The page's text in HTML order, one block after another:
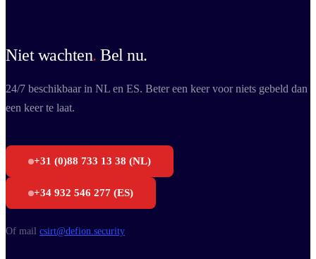
Niet wachten. Bel nu.
24/7 beschikbaar in NL en ES. Beter een keer voor niets gebeld dan
een keer te laat.
+31 (0)88 733 13 38 (NL)
+34 932 546 277 (ES)
Of mail csirt@defion.security